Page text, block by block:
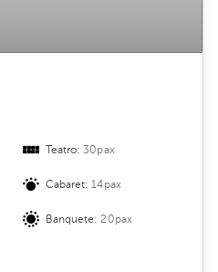
Teatro:30pax
Cabaret:14pax
Banquete:20pax